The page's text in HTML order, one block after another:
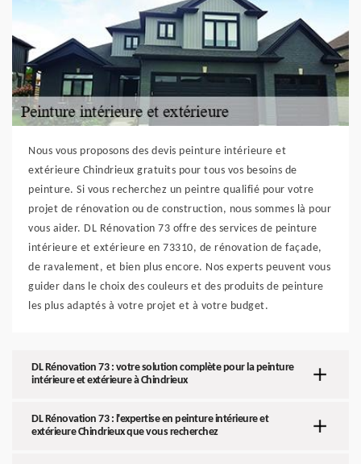
Nous vous proposons des devis peinture intérieure et
extérieure Chindrieux gratuits pour tous vos besoins de
peinture. Si vous recherchez un peintre qualifié pour votre
projet de rénovation ou de construction, nous sommes là pour
vous aider. DL Rénovation 73 offre des services de peinture
intérieure et extérieure en 73310, de rénovation de façade,
de ravalement, et bien plus encore. Nos experts peuvent vous
guider dans le choix des couleurs et des produits de peinture
les plus adaptés à votre projet et à votre budget.
DL Rénovation 73 : votre solution complète pour la peinture
intérieure et extérieure à Chindrieux
DL Rénovation 73 : l'expertise en peinture intérieure et
extérieure Chindrieux que vous recherchez